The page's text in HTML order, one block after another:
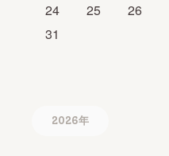
24
25 26
31
2026年